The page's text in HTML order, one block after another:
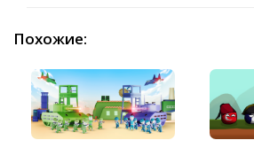
Похожие: